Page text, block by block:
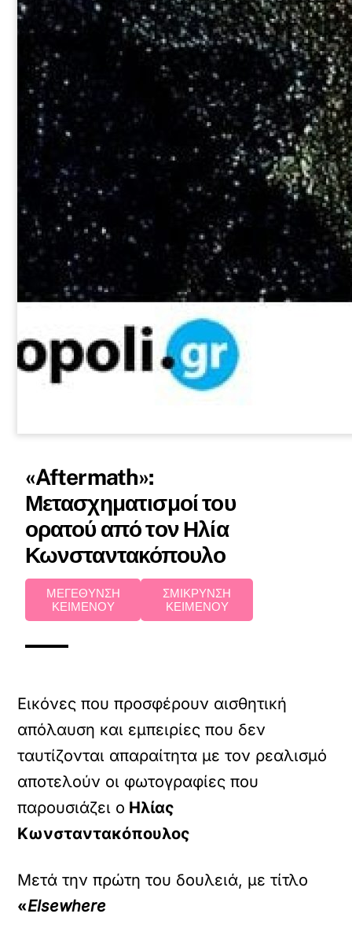
«Aftermath»:
Μετασχηματισμοί του
ορατού από τον Ηλία
Κωνσταντακόπουλο
ΜΕΓΕΘΥΝΣΗ
ΚΕΙΜΕΝΟΥ
ΣΜΙΚΡΥΝΣΗ
ΚΕΙΜΕΝΟΥ
Εικόνες που προσφέρουν αισθητική
απόλαυση και εμπειρίες που δεν
ταυτίζονται απαραίτητα με τον ρεαλισμό
αποτελούν οι φωτογραφίες που
παρουσιάζει ο Ηλίας
Κωνσταντακόπουλος
Μετά την πρώτη του δουλειά, με τίτλο
«Elsewhere